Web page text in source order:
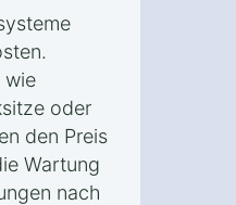
wie
oder
den Preis
Wartung
nach